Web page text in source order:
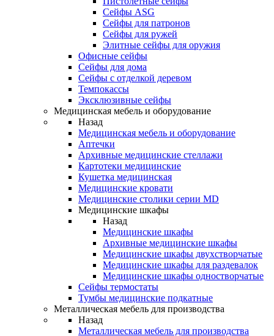
Сейфы ASG
Сейфы для патронов
Сейфы для ружей
Элитные сейфы для оружия
Офисные сейфы
Сейфы для дома
Сейфы с отделкой деревом
Темпокассы
Эксклюзивные сейфы
Медицинская мебель и оборудование
Назад
Медицинская мебель и оборудование
Аптечки
Архивные медицинские стеллажи
Картотеки медицинские
Кушетка медицинская
Медицинские кровати
Медицинские столики серии MD
Медицинские шкафы
Назад
Медицинские шкафы
Архивные медицинские шкафы
Медицинские шкафы двухстворчатые
Медицинские шкафы для раздевалок
Медицинские шкафы одностворчатые
Сейфы термостаты
Тумбы медицинские подкатные
Металлическая мебель для производства
Назад
Металлическая мебель для производства